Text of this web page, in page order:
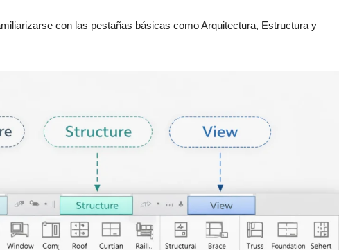
con las pestañas básicas como Arquitectura, Estructura y